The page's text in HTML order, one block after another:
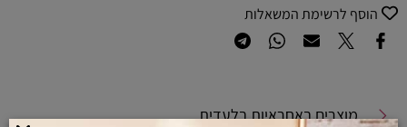
הוסף לרשימת המשאלות
מוצרים באחראיות בלעדית